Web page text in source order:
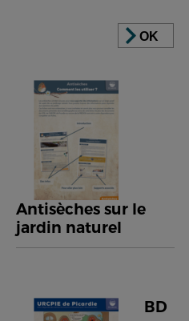
OK
Antisèches sur le
jardin naturel
BD